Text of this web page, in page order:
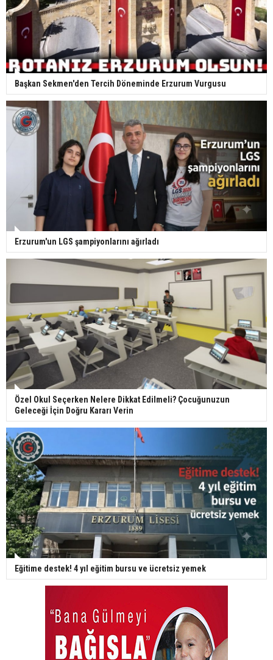
Başkan Sekmen'den Tercih Döneminde Erzurum Vurgusu
Erzurum'un LGS şampiyonlarını ağırladı
Özel Okul Seçerken Nelere Dikkat Edilmeli? Çocuğunuzun
Geleceği İçin Doğru Kararı Verin
Eğitime destek! 4 yıl eğitim bursu ve ücretsiz yemek